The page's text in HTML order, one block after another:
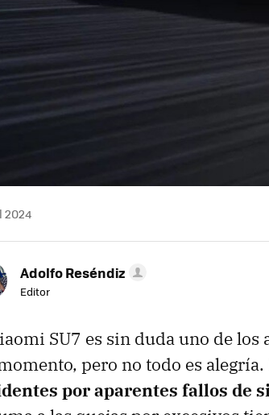
2024
Adolfo Reséndiz
Editor
SU7 es sin duda uno de
pero no todo es
por aparentes fallos de